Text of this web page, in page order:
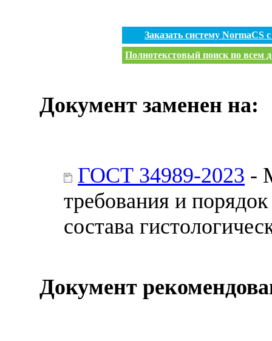
Заказать систему
Полнотекстовый поиск по всем
Документ заменен на:
ГОСТ 34989-2023 -
требования и
состава
Документ